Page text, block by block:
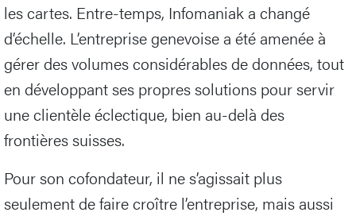
les cartes. Entre-temps, Infomaniak a changé
d’échelle. L’entreprise genevoise a été amenée à
gérer des volumes considérables de données, tout
en développant ses propres solutions pour servir
une clientèle éclectique, bien au-delà des
frontières suisses.
Pour son cofondateur, il ne s’agissait plus
seulement de faire croître l’entreprise, mais aussi